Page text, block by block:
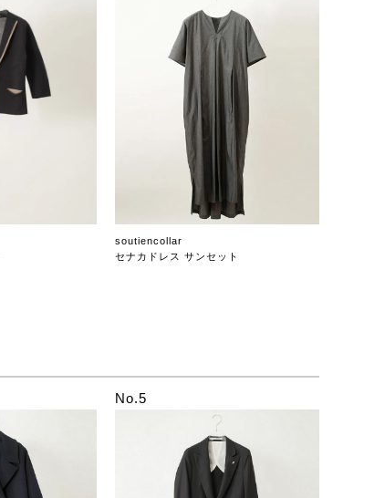
soutiencollar
セナカドレス サンセット
No.5